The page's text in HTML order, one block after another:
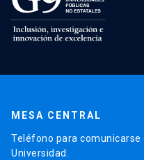
MESA CENTRAL
Teléfono para
Universidad.